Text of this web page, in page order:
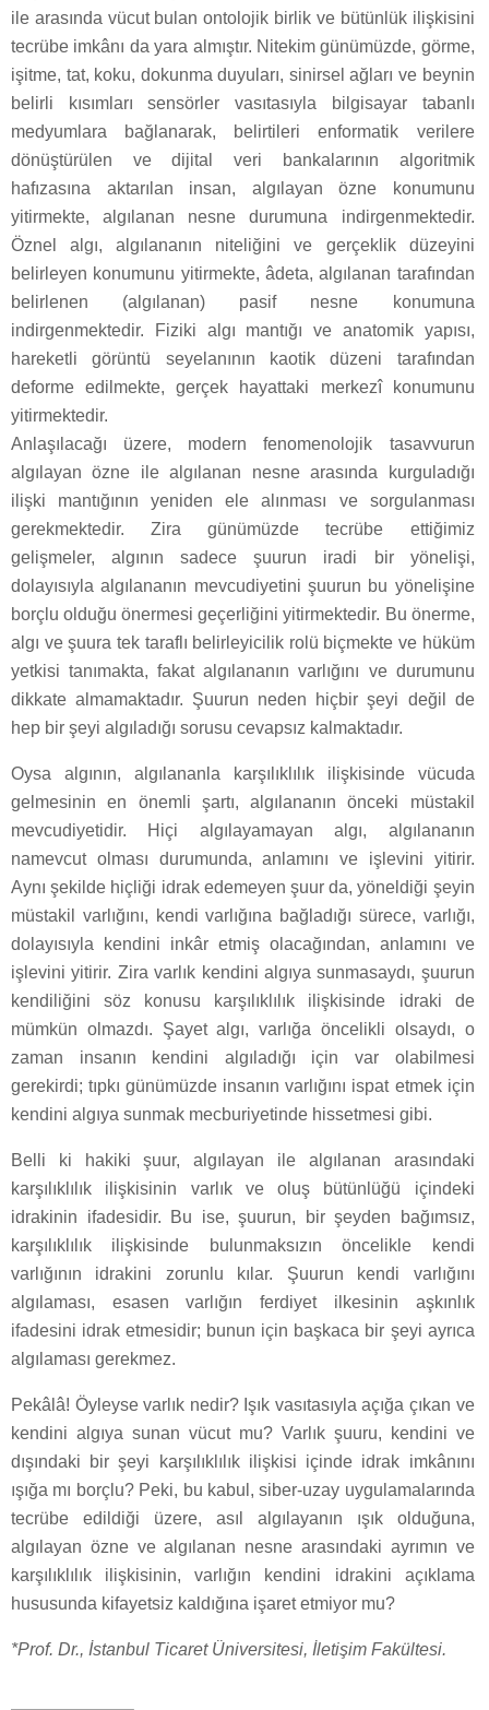
ile arasında vücut bulan ontolojik birlik ve bütünlük ilişkisini
tecrübe imkânı da yara almıştır. Nitekim günümüzde, görme,
işitme, tat, koku, dokunma duyuları, sinirsel ağları ve beynin
belirli kısımları sensörler vasıtasıyla bilgisayar tabanlı
medyumlara bağlanarak, belirtileri enformatik verilere
dönüştürülen ve dijital veri bankalarının algoritmik
hafızasına aktarılan insan, algılayan özne konumunu
yitirmekte, algılanan nesne durumuna indirgenmektedir.
Öznel algı, algılananın niteliğini ve gerçeklik düzeyini
belirleyen konumunu yitirmekte, âdeta, algılanan tarafından
belirlenen (algılanan) pasif nesne konumuna
indirgenmektedir. Fiziki algı mantığı ve anatomik yapısı,
hareketli görüntü seyelanının kaotik düzeni tarafından
deforme edilmekte, gerçek hayattaki merkezî konumunu
yitirmektedir.
Anlaşılacağı üzere, modern fenomenolojik tasavvurun
algılayan özne ile algılanan nesne arasında kurguladığı
ilişki mantığının yeniden ele alınması ve sorgulanması
gerekmektedir. Zira günümüzde tecrübe ettiğimiz
gelişmeler, algının sadece şuurun iradi bir yönelişi,
dolayısıyla algılananın mevcudiyetini şuurun bu yönelişine
borçlu olduğu önermesi geçerliğini yitirmektedir. Bu önerme,
algı ve şuura tek taraflı belirleyicilik rolü biçmekte ve hüküm
yetkisi tanımakta, fakat algılananın varlığını ve durumunu
dikkate almamaktadır. Şuurun neden hiçbir şeyi değil de
hep bir şeyi algıladığı sorusu cevapsız kalmaktadır.
Oysa algının, algılananla karşılıklılık ilişkisinde vücuda
gelmesinin en önemli şartı, algılananın önceki müstakil
mevcudiyetidir. Hiçi algılayamayan algı, algılananın
namevcut olması durumunda, anlamını ve işlevini yitirir.
Aynı şekilde hiçliği idrak edemeyen şuur da, yöneldiği şeyin
müstakil varlığını, kendi varlığına bağladığı sürece, varlığı,
dolayısıyla kendini inkâr etmiş olacağından, anlamını ve
işlevini yitirir. Zira varlık kendini algıya sunmasaydı, şuurun
kendiliğini söz konusu karşılıklılık ilişkisinde idraki de
mümkün olmazdı. Şayet algı, varlığa öncelikli olsaydı, o
zaman insanın kendini algıladığı için var olabilmesi
gerekirdi; tıpkı günümüzde insanın varlığını ispat etmek için
kendini algıya sunmak mecburiyetinde hissetmesi gibi.
Belli ki hakiki şuur, algılayan ile algılanan arasındaki
karşılıklılık ilişkisinin varlık ve oluş bütünlüğü içindeki
idrakinin ifadesidir. Bu ise, şuurun, bir şeyden bağımsız,
karşılıklılık ilişkisinde bulunmaksızın öncelikle kendi
varlığının idrakini zorunlu kılar. Şuurun kendi varlığını
algılaması, esasen varlığın ferdiyet ilkesinin aşkınlık
ifadesini idrak etmesidir; bunun için başkaca bir şeyi ayrıca
algılaması gerekmez.
Pekâlâ! Öyleyse varlık nedir? Işık vasıtasıyla açığa çıkan ve
kendini algıya sunan vücut mu? Varlık şuuru, kendini ve
dışındaki bir şeyi karşılıklılık ilişkisi içinde idrak imkânını
ışığa mı borçlu? Peki, bu kabul, siber-uzay uygulamalarında
tecrübe edildiği üzere, asıl algılayanın ışık olduğuna,
algılayan özne ve algılanan nesne arasındaki ayrımın ve
karşılıklılık ilişkisinin, varlığın kendini idrakini açıklama
hususunda kifayetsiz kaldığına işaret etmiyor mu?
*Prof. Dr., İstanbul Ticaret Üniversitesi, İletişim Fakültesi.